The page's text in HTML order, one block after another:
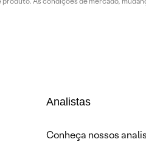
Analistas
Conheça nossos